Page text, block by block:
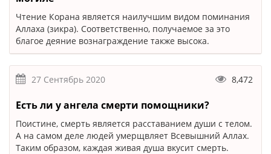
Чтение Корана является наилучшим видом поминания
Аллаха (зикра). Соответственно, получаемое за это
благое деяние вознаграждение также высока.
27 Сентябрь 2020 8,472
Есть ли у ангела смерти помощники?
Поистине, смерть является расставанием души с телом.
А на самом деле людей умерщвляет Всевышний Аллах.
Таким образом, каждая живая душа вкусит смерть.